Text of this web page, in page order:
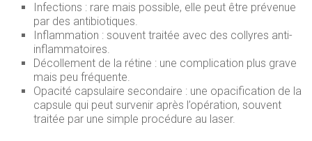
Infections : rare mais possible, elle peut être prévenue
par des antibiotiques.
Inflammation : souvent traitée avec des collyres anti-
inflammatoires.
Décollement de la rétine : une complication plus grave
mais peu fréquente.
Opacité capsulaire secondaire : une opacification de la
capsule qui peut survenir après l’opération, souvent
traitée par une simple procédure au laser.